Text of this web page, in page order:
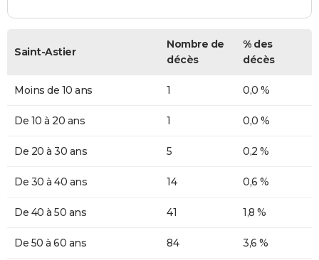
Saint-Astier
Nombre de
décès
% des
décès
Moins de 10 ans 1 0,0 %
De 10 à 20 ans 1 0,0 %
De 20 à 30 ans 5 0,2 %
De 30 à 40 ans 14 0,6 %
De 40 à 50 ans 41 1,8 %
De 50 à 60 ans 84 3,6 %